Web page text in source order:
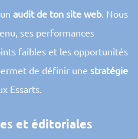
unaudit de ton site web. Nous
ses performances
faibles et les opportunités
de définir une stratégie
Essarts.
et éditoriales